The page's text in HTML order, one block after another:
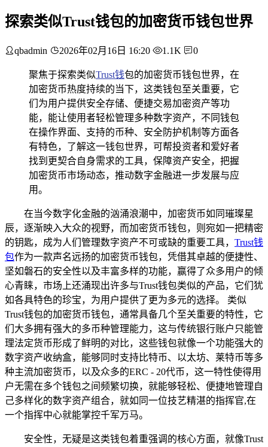
探索类似Trust钱包的加密货币钱包世界
qbadmin 2026年02月16日 16:20 1.1K 0
聚焦于探索类似Trust钱包的加密货币钱包世界，在
加密货币热度持续的当下，这类钱包至关重要，它
们为用户提供安全存储、便捷交易加密资产等功
能，能让使用者轻松管理多种数字资产，不同钱包
在操作界面、支持的币种、安全防护机制等方面各
有特色，了解这一钱包世界，可帮投资者和爱好者
找到更契合自身需求的工具，保障资产安全，把握
加密货币市场动态，推动数字金融进一步发展与应
用。
在当今数字化金融的汹涌浪潮中，加密货币如同璀璨星
辰，逐渐映入大众的视野，而加密货币钱包，则宛如一把精密
的钥匙，成为人们管理数字资产不可或缺的重要工具， Trust钱
包作为一款声名远扬的加密货币钱包，凭借其卓越的便捷性、
坚如磐石的安全性以及丰富多样的功能，赢得了众多用户的倾
心青睐，市场上还涌现出许多与Trust钱包类似的产品，它们犹
如各具特色的珍宝，为用户提供了更为多元的选择。 类似
Trust钱包的加密货币钱包，通常具备几个至关重要的特性，它
们大多拥有强大的多币种管理能力，这与传统银行账户只能管
理法定货币形成了鲜明的对比，这些钱包就像一个功能强大的
数字资产收纳盒，能够同时支持比特币、以太坊、莱特币等多
种主流加密货币，以及众多的ERC - 20代币，这一特性使得用
户无需在多个钱包之间频繁切换，就能够轻松、便捷地管理自
己多样化的数字资产组合，就如同一位技艺精湛的指挥官,在
一个指挥中心就能掌控千军万马。
安全性，无疑是这类钱包着重强调的核心方面，就像Trust